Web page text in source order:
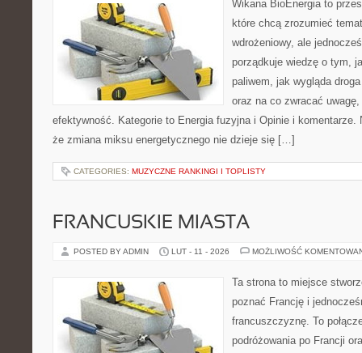
Wikana BioEnergia to
które chcą zrozumieć
wdrożeniowy, ale
porządkuje wiedzę o tym,
paliwem, jak wygląda
oraz na co zwracać
efektywność. Kategorie to Energia fuzyjna i Opinie i komentarze.
że zmiana miksu energetycznego nie dzieje się […]
CATEGORIES: MUZYCZNE RANKINGI I TOPLISTY
FRANCUSKIE MIASTA
POSTED BY ADMIN LUT - 11 - 2026 MOŻLIWOŚĆ
Ta strona to miejsce
poznać Francję i
francuszczyznę. To
podróżowania po Francji